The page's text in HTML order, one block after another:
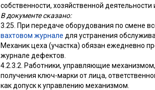
собственности, хозяйственной
В документе сказано:
3.25. При передаче оборудования по смене
вахтовом журнале для устранения
Механик цеха (участка) обязан ежедневно
журнале дефектов.
4.2.3.2. Работники, управляющие
получения ключ-марки от лица,
как допуск к управлению механизмом.